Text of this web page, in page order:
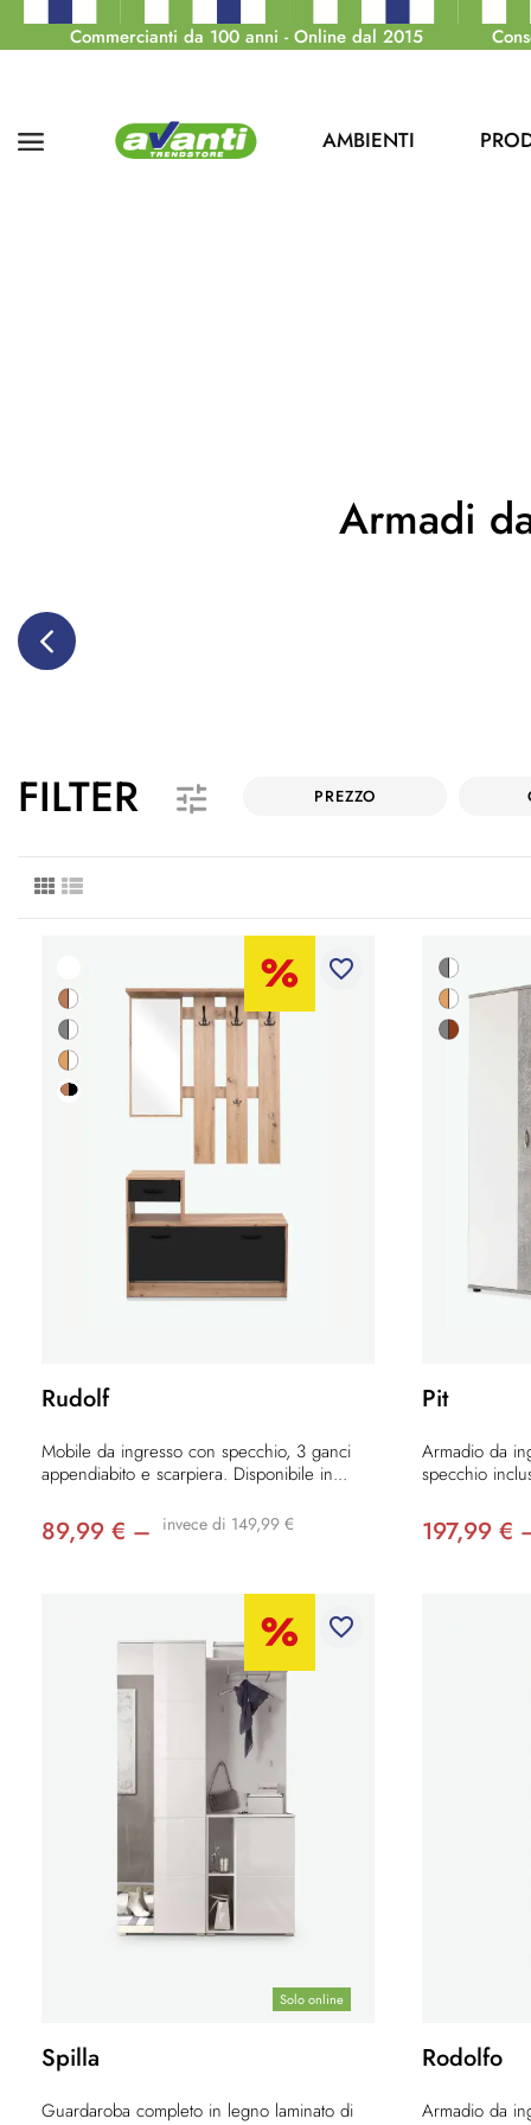
Commercianti da 100 anni - Online dal 2015
AMBIENTI
Armadi
PREZZO
FILTER
favorite_border
Rudolf
Mobile da ingresso con specchio, 3 ganci
appendiabito e scarpiera. Disponibile in...
89,99 € – invece di 149,99 €
Pit
Armadio da
specchio
197,99 €
Solo online
favorite_border
Spilla
Guardaroba completo in legno laminato di
Rodolfo
Armadio da